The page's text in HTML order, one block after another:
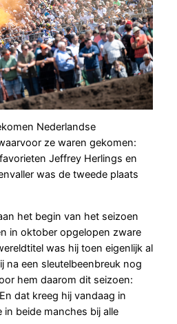
Nederlandse
ze waren gekomen:
Jeffrey Herlings en
was de tweede plaats
het begin van het seizoen
in oktober opgelopen zware
was hij toen eigenlijk al
na een sleutelbeenbreuk nog
hem daarom dit seizoen:
dat kreeg hij vandaag in
beide manches bij alle